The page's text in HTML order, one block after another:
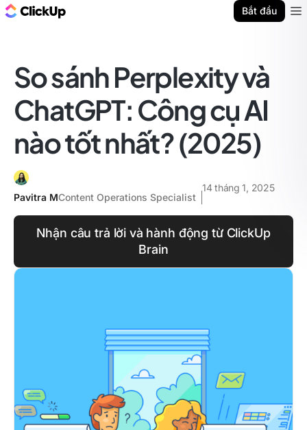
Bắt đầu
So sánh Perplexity và
ChatGPT: Công cụ AI
nào tốt nhất? (2025)
Pavitra MContent Operations Specialist
14 tháng 1, 2025
Nhận câu trả lời và hành động từ ClickUp
Brain